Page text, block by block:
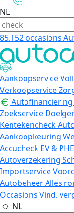
NL
85.152occasions
Aankoopservice
Verkoopservice
Autofinanciering
Zoekservice
Kentekencheck
Aankoopkeuring
Accucheck EV &
Autoverzekering
Importservice
AutobeheerAlles
Occasions Vind,
NL